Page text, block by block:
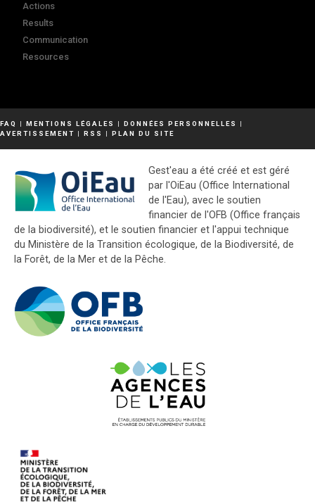
Actions
Results
Communication
Resources
FAQ | MENTIONS LÉGALES | DONNÉES PERSONNELLES
|
AVERTISSEMENT | RSS | PLAN DU SITE
Gest'eau a été créé et est géré
par l'OiEau (Office International
de l'Eau), avec le soutien
financier de l'OFB (Office français
de la biodiversité), et le soutien financier et l'appui technique
du Ministère de la Transition écologique, de la Biodiversité, de
la Forêt, de la Mer et de la Pêche.